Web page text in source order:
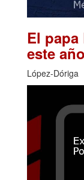
El papa
este
López-Dóriga